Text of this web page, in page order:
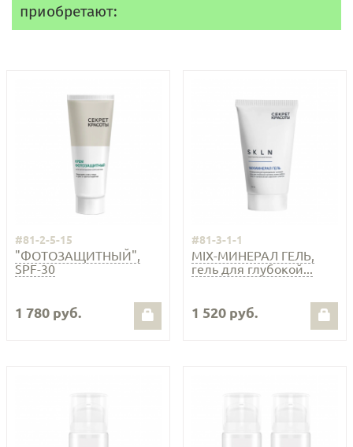
приобретают:
#81-2-5-15
"ФОТОЗАЩИТНЫЙ",
SPF-30
1 780 руб.
#81-3-1-1
MIX-МИНЕРАЛ ГЕЛЬ,
гель для глубокой...
1 520 руб.